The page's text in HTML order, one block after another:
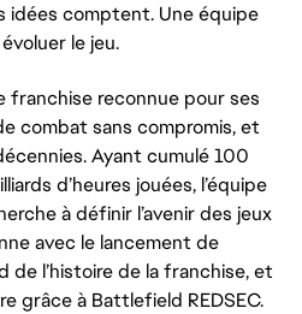
idées comptent. Une équipe
le jeu.
reconnue pour ses
combat sans compromis, et
Ayant cumulé 100
d’heures jouées, l’équipe
à définir l’avenir des jeux
avec le lancement de
de l’histoire de la franchise, et
grâce à Battlefield REDSEC.